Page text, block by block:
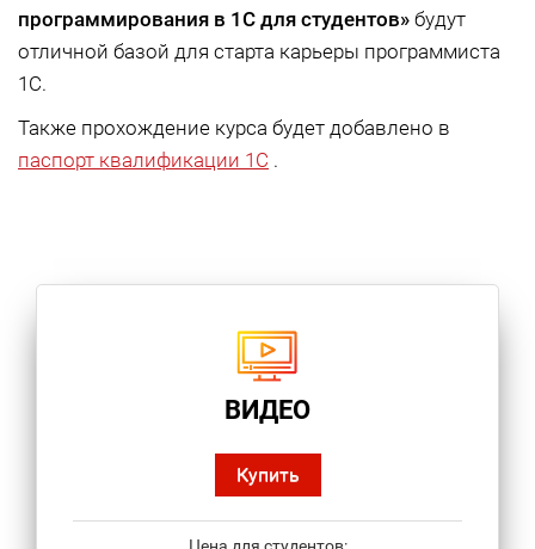
программирования в 1С для студентов» будут
отличной базой для старта карьеры программиста
1С.
Также прохождение курса будет добавлено в
паспорт квалификации 1С .
ВИДЕО
Купить